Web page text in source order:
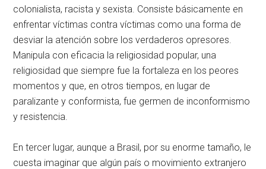
colonialista, racista y sexista. Consiste básicamente en
enfrentar víctimas contra víctimas como una forma de
desviar la atención sobre los verdaderos opresores.
Manipula con eficacia la religiosidad popular, una
religiosidad que siempre fue la fortaleza en los peores
momentos y que, en otros tiempos, en lugar de
paralizante y conformista, fue germen de inconformismo
y resistencia.
En tercer lugar, aunque a Brasil, por su enorme tamaño, le
cuesta imaginar que algún país o movimiento extranjero